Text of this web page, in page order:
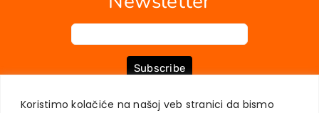
Koristimo kolačiće na našoj veb stranici da bismo
Subscribe